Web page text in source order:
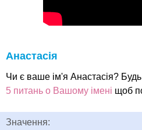
Анастасія
Чи є ваше ім'я Анастасія?
5 питань о Вашому імені щоб
Значення: